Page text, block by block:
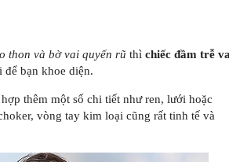
thon và bờ vai quyến rũ thì chiếc đầm trễ
để bạn khoe diện.
thêm một số chi tiết như ren, lưới hoặc
vòng tay kim loại cũng rất tinh tế và